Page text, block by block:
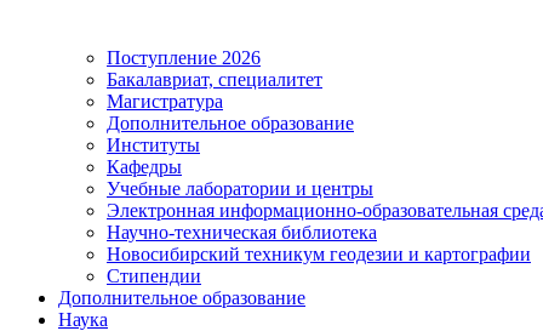
Поступление 2026
Бакалавриат, специалитет
Магистратура
Дополнительное образование
Институты
Кафедры
Учебные лаборатории и центры
Электронная информационно-образовательная
Научно-техническая библиотека
Новосибирский техникум геодезии и картографии
Стипендии
Дополнительное образование
Наука